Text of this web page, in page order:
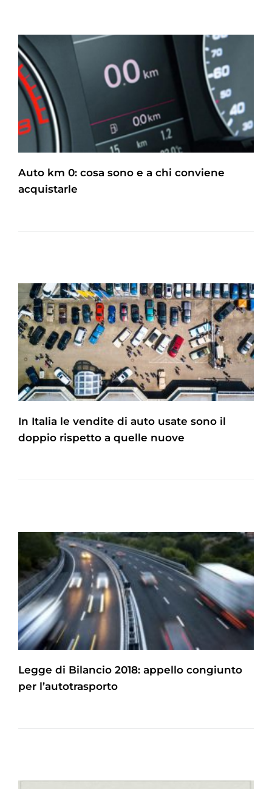
Auto km 0: cosa sono e a chi conviene
acquistarle
In Italia le vendite di auto usate sono il
doppio rispetto a quelle nuove
Legge di Bilancio 2018: appello congiunto
per l’autotrasporto